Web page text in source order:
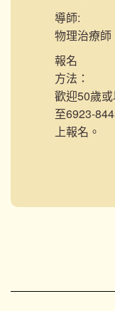
導師:
物理治療師
報名
方法：
歡迎50歲
至6923-
上報名。